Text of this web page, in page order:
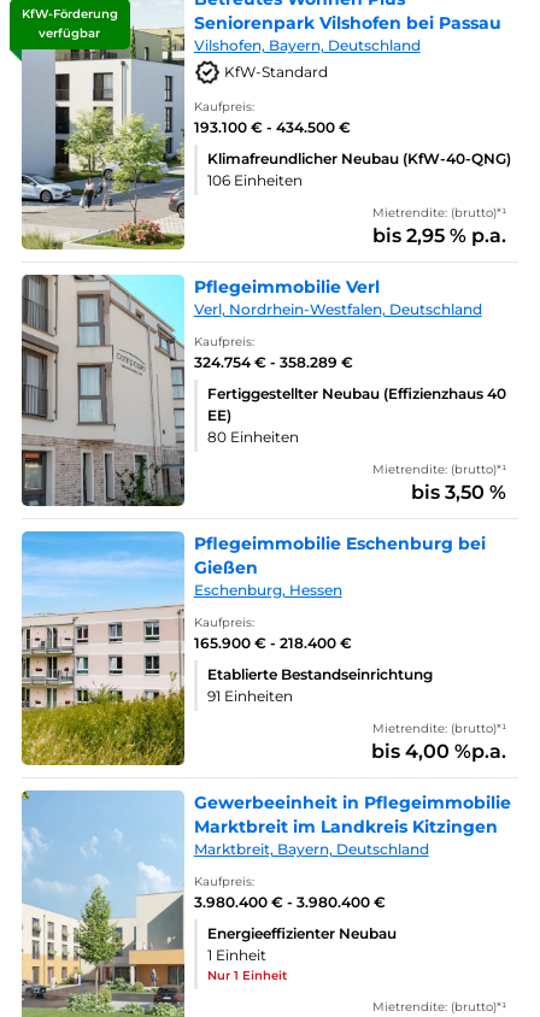
KfW-Förderung
verfügbar
Seniorenpark Vilshofen bei Passau
Vilshofen, Bayern, Deutschland
KfW-Standard
Kaufpreis:
193.100 € - 434.500 €
Klimafreundlicher Neubau (KfW-40-QNG)
106 Einheiten
Mietrendite: (brutto)*¹
bis 2,95 % p.a.
Pflegeimmobilie Verl
Verl, Nordrhein-Westfalen, Deutschland
Kaufpreis:
324.754 € - 358.289 €
Fertiggestellter Neubau (Effizienzhaus 40
EE)
80 Einheiten
Mietrendite: (brutto)*¹
bis 3,50 %
Pflegeimmobilie Eschenburg bei
Gießen
Eschenburg, Hessen
Kaufpreis:
165.900 € - 218.400 €
Etablierte Bestandseinrichtung
91 Einheiten
Mietrendite: (brutto)*¹
bis 4,00 %p.a.
Gewerbeeinheit in Pflegeimmobilie
Marktbreit im Landkreis Kitzingen
Marktbreit, Bayern, Deutschland
Kaufpreis:
3.980.400 € - 3.980.400 €
Energieeffizienter Neubau
1 Einheit
Nur 1 Einheit
Mietrendite: (brutto)*¹